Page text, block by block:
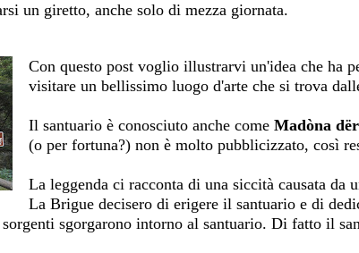
un giretto, anche solo di mezza giornata.
Con questo post voglio illustrarvi un'idea che ha
visitare un bellissimo luogo d'arte che si trova
Il santuario è conosciuto anche come Madòna
(o per fortuna?) non è molto pubblicizzato, così
La leggenda ci racconta di una siccità causata
La Brigue decisero di erigere il santuario e di
sgorgarono intorno al santuario. Di fatto il